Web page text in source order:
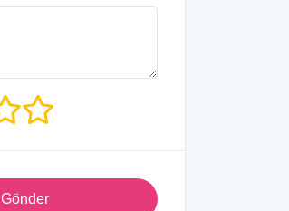
Gönder